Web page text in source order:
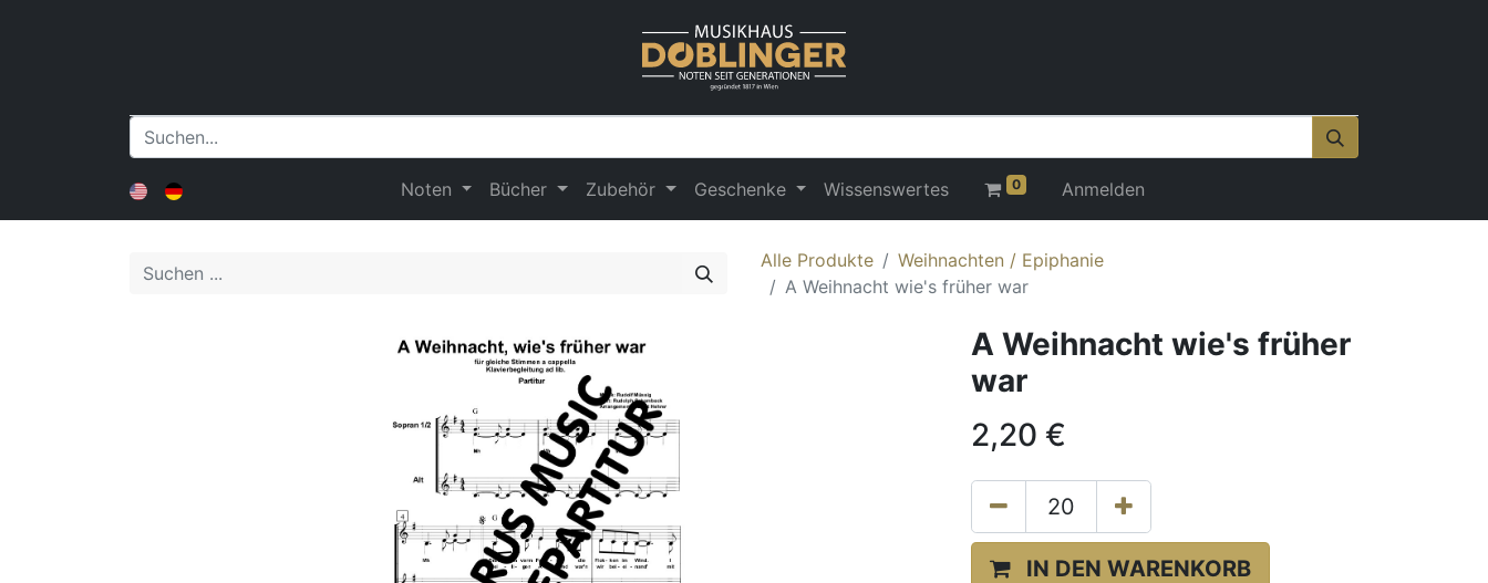
Noten Bücher Zubehör Geschenke Wissenswertes 0 Anmelden
Alle Produkte
Weihnachten / Epiphanie
A Weihnacht wie's früher war
A Weihnacht wie's früher
war
2,20 €
IN DEN WARENKORB